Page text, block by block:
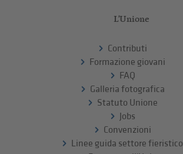
L'Unione
Contributi
Formazione giovani
FAQ
Galleria fotografica
Statuto Unione
Jobs
Convenzioni
Linee guida settore fieristico